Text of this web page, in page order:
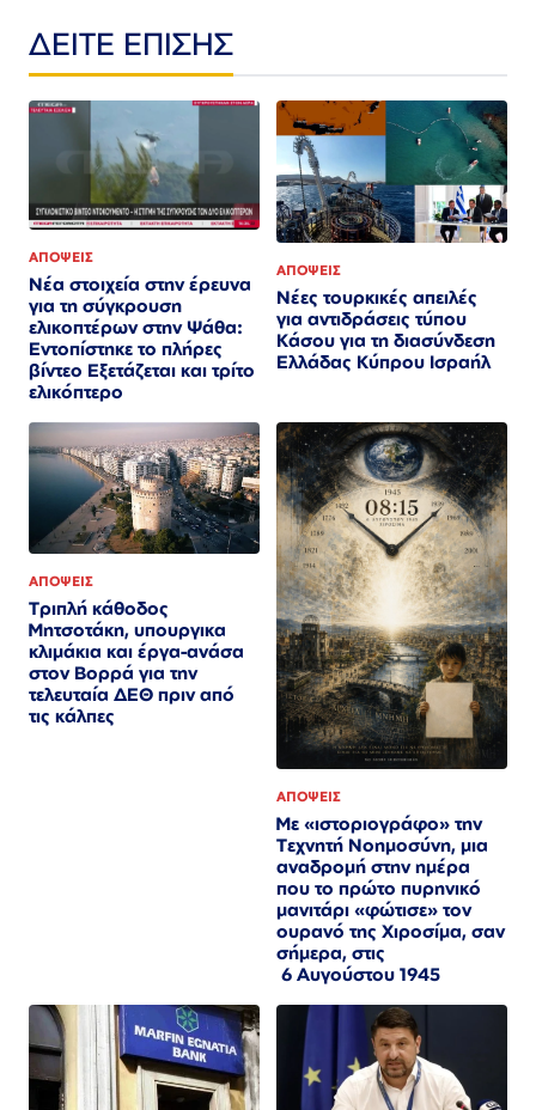
ΔΕΙΤΕ ΕΠΙΣΗΣ
ΑΠΟΨΕΙΣ
Νέα στοιχεία στην έρευνα
για τη σύγκρουση
ελικοπτέρων στην Ψάθα:
Εντοπίστηκε το πλήρες
βίντεο Εξετάζεται και τρίτο
ελικόπτερο​​​​​​​​​​​​​​​​​​​​​​​​​​​​​​​​​​​​​​​​​​​​​​​​​​
ΑΠΟΨΕΙΣ
Νέες τουρκικές απειλές
για αντιδράσεις τύπου
Κάσου για τη διασύνδεση
Ελλάδας Κύπρου Ισραήλ
ΑΠΟΨΕΙΣ
Τριπλή κάθοδος
Μητσοτάκη, υπουργικα
κλιμάκια και έργα-ανάσα
στον Βορρά για την
τελευταία ΔΕΘ πριν από
τις κάλπες
ΑΠΟΨΕΙΣ
Με «ιστοριογράφο» την
Τεχνητή Νοημοσύνη, μια
αναδρομή στην ημέρα
που το πρώτο πυρηνικό
μανιτάρι «φώτισε» τον
ουρανό της Χιροσίμα, σαν
σήμερα, στις
6 Αυγούστου 1945